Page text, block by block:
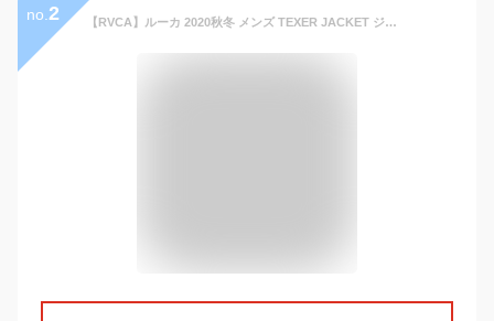
no. 2 【RVCA】ルーカ 2020秋冬 メンズ TEXER JACKET ジャケット ジップアップ アウター スポーツ サーフィン スケートボード S/M/L 3カラー【正規品】